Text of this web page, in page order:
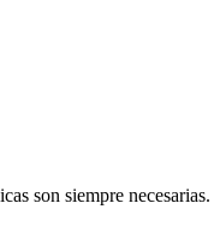
son siempre necesarias.